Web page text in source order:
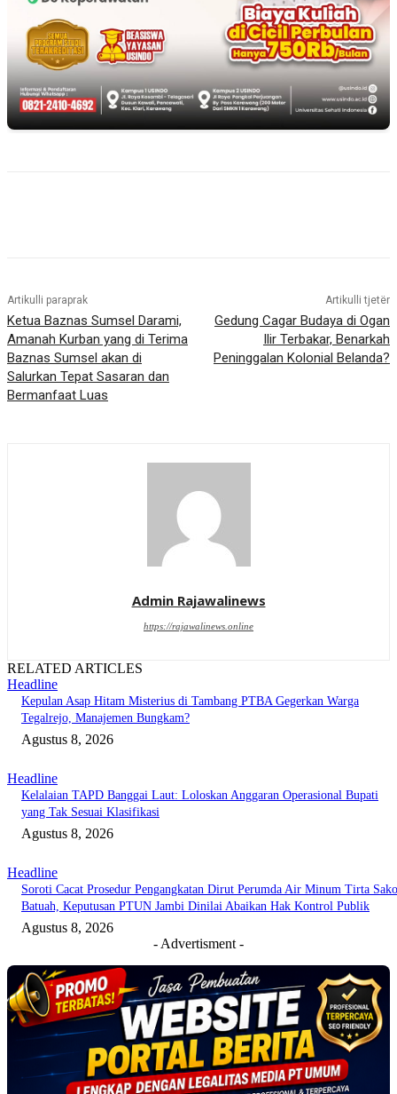
Artikulli paraprak
Ketua Baznas Sumsel Darami,
Amanah Kurban yang di Terima
Baznas Sumsel akan di
Salurkan Tepat Sasaran dan
Bermanfaat Luas
Artikulli tjetër
Gedung Cagar Budaya di Ogan
Ilir Terbakar, Benarkah
Peninggalan Kolonial Belanda?
Admin Rajawalinews
https://rajawalinews.online
RELATED ARTICLES
Headline
Kepulan Asap Hitam Misterius di Tambang PTBA Gegerkan Warga
Tegalrejo, Manajemen Bungkam?
Agustus 8, 2026
Headline
Kelalaian TAPD Banggai Laut: Loloskan Anggaran Operasional Bupati
yang Tak Sesuai Klasifikasi
Agustus 8, 2026
Headline
Soroti Cacat Prosedur Pengangkatan Dirut Perumda Air Minum Tirta Sako
Batuah, Keputusan PTUN Jambi Dinilai Abaikan Hak Kontrol Publik
Agustus 8, 2026
- Advertisment -